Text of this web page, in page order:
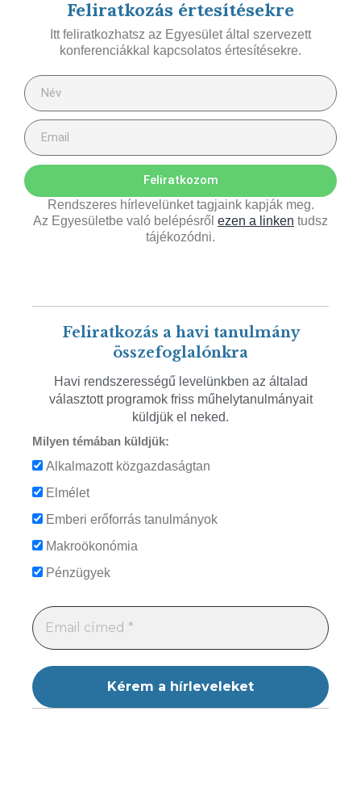
Feliratkozás értesítésekre
Itt feliratkozhatsz az Egyesület által szervezett
konferenciákkal kapcsolatos értesítésekre.
Feliratkozom
Rendszeres hírlevelünket tagjaink kapják meg.
Az Egyesületbe való belépésről ezen a linken tudsz
tájékozódni.
Feliratkozás a havi tanulmány
összefoglalónkra
Havi rendszerességű levelünkben az általad
választott programok friss műhelytanulmányait
küldjük el neked.
Milyen témában küldjük:
Alkalmazott közgazdaságtan
Elmélet
Emberi erőforrás tanulmányok
Makroökonómia
Pénzügyek